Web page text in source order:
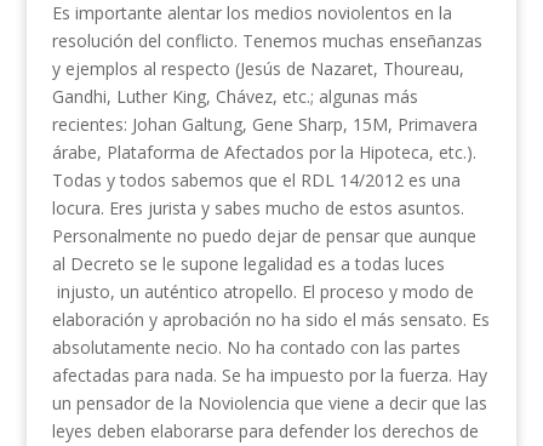
Es importante alentar los medios noviolentos en la
resolución del conflicto. Tenemos muchas enseñanzas
y ejemplos al respecto (Jesús de Nazaret, Thoureau,
Gandhi, Luther King, Chávez, etc.; algunas más
recientes: Johan Galtung, Gene Sharp, 15M, Primavera
árabe, Plataforma de Afectados por la Hipoteca, etc.).
Todas y todos sabemos que el RDL 14/2012 es una
locura. Eres jurista y sabes mucho de estos asuntos.
Personalmente no puedo dejar de pensar que aunque
al Decreto se le supone legalidad es a todas luces
injusto, un auténtico atropello. El proceso y modo de
elaboración y aprobación no ha sido el más sensato. Es
absolutamente necio. No ha contado con las partes
afectadas para nada. Se ha impuesto por la fuerza. Hay
un pensador de la Noviolencia que viene a decir que las
leyes deben elaborarse para defender los derechos de